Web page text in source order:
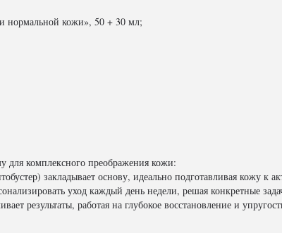
нормальной кожи», 50 + 30 мл;
для комплексного преображения кожи:
закладывает основу, идеально подготавливая кожу к
уход каждый день недели, решая конкретные
результаты, работая на глубокое восстановление и